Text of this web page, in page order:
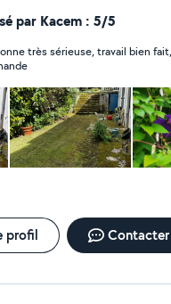
par Kacem : 5/5
très sérieuse, travail bien
profil Contacter